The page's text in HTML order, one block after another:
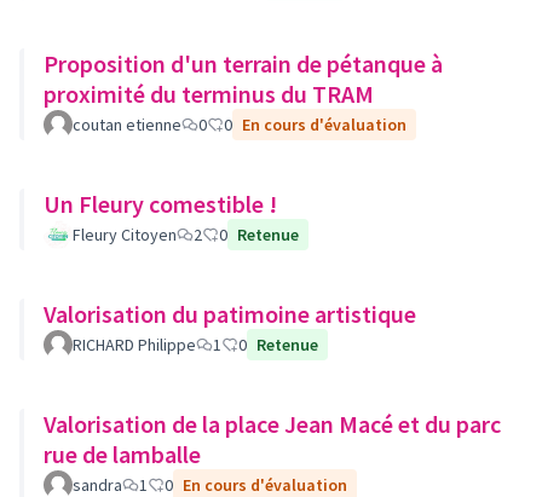
Proposition d'un terrain de pétanque à
proximité du terminus du TRAM
coutan etienne 0 0 En cours d'évaluation
Un Fleury comestible !
Fleury Citoyen 2 0 Retenue
Valorisation du patimoine artistique
RICHARD Philippe 1 0 Retenue
Valorisation de la place Jean Macé et du parc
rue de lamballe
sandra 1 0 En cours d'évaluation